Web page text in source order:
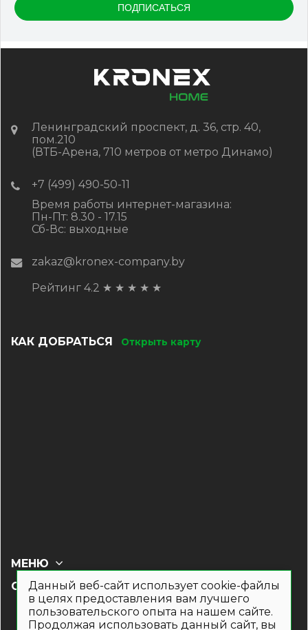
Ленинградский проспект, д. 36, стр. 40,
пом.210
(ВТБ-Арена, 710 метров от метро Динамо)
+7 (499) 490-50-11
Время работы интернет-магазина:
Пн-Пт: 8.30 - 17.15
Сб-Вс: выходные
zakaz@kronex-company.by
Рейтинг 4.2 ★ ★ ★ ★ ★
КАК ДОБРАТЬСЯ Открыть карту
СОЦ СЕТИ
МЕНЮ
Данный веб-сайт использует cookie-файлы
в целях предоставления вам лучшего
пользовательского опыта на нашем сайте.
Продолжая использовать данный сайт, вы